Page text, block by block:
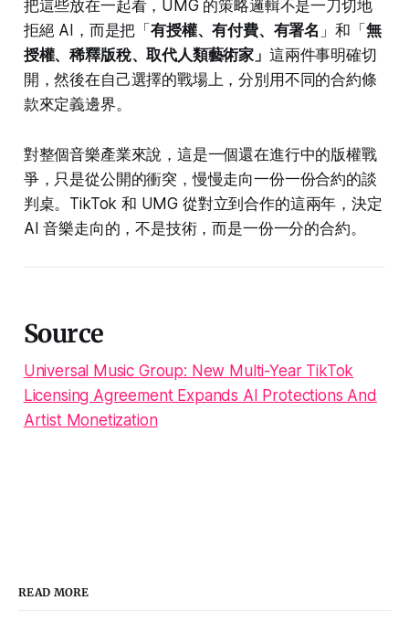
把這些放在一起看，UMG 的策略邏輯不是一刀切地
拒絕 AI，而是把「有授權、有付費、有署名 」和「無
授權、稀釋版稅、取代人類藝術家」 這兩件事明確切
開，然後在自己選擇的戰場上，分別用不同的合約條
款來定義邊界。
對整個音樂產業來說，這是一個還在進行中的版權戰
爭，只是從公開的衝突，慢慢走向一份一份合約的談
判桌。TikTok 和 UMG 從對立到合作的這兩年，決定
AI 音樂走向的，不是技術，而是一份一分的合約。
Source
Universal Music Group: New Multi-Year TikTok
Licensing Agreement Expands AI Protections And
Artist Monetization
READ MORE